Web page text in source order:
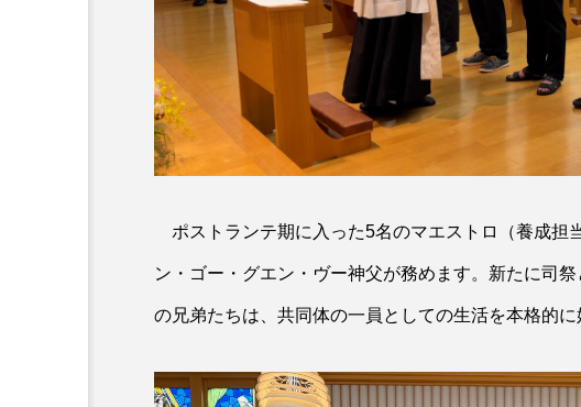
ポストランテ期に入った5名のマエストロ（養成担
ン・ゴー・グエン・ヴー神父が務めます。新たに司
の兄弟たちは、共同体の一員としての生活を本格的に